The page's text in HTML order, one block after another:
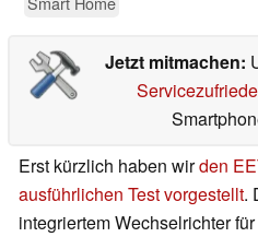
Jetzt mitmachen:
Erst kürzlich haben wirden
ausführlichen Test vorgestellt.
integriertem Wechselrichter